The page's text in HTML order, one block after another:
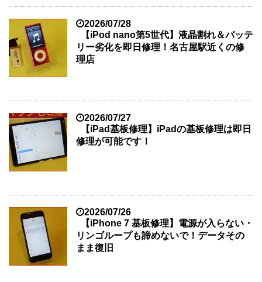
2026/07/28
【iPod nano第5世代】液晶割れ＆バッテ
リー劣化を即日修理！名古屋駅近くの修
理店
2026/07/27
【iPad基板修理】iPadの基板修理は即日
修理が可能です！
2026/07/26
【iPhone 7 基板修理】電源が入らない・
リンゴループも諦めないで！データその
まま復旧